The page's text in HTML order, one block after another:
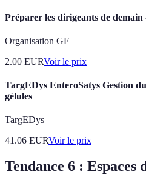
Préparer les dirigeants de
Organisation GF
2.00 EURVoir le prix
TargEDys EnteroSatys Gestion
gélules
TargEDys
41.06 EURVoir le prix
Tendance 6 : Espaces